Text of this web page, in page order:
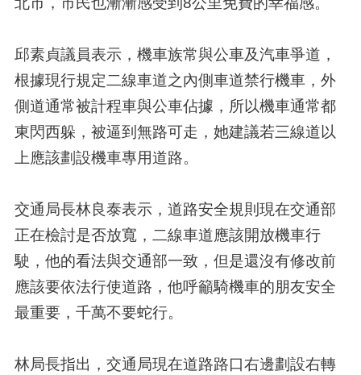
邱素貞議員表示，機車族常與公車及汽車爭道，
根據現行規定二線車道之內側車道禁行機車，外
側道通常被計程車與公車佔據，所以機車通常都
東閃西躲，被逼到無路可走，她建議若三線道以
上應該劃設機車專用道路。
交通局長林良泰表示，道路安全規則現在交通部
正在檢討是否放寬，二線車道應該開放機車行
駛，他的看法與交通部一致，但是還沒有修改前
應該要依法行使道路，他呼籲騎機車的朋友安全
最重要，千萬不要蛇行。
林局長指出，交通局現在道路路口右邊劃設右轉